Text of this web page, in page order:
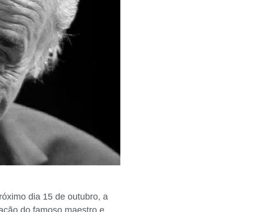
dia 15 de outubro, a
do famoso maestro e